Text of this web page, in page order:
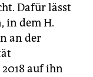
Dafür lässt
in dem H.
an der
auf ihn